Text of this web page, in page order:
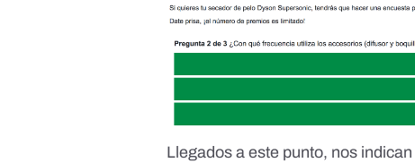
Llegados a este punto, nos